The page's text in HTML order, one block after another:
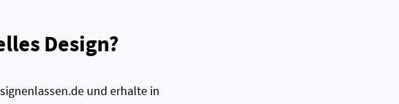
Design?
und erhalte in